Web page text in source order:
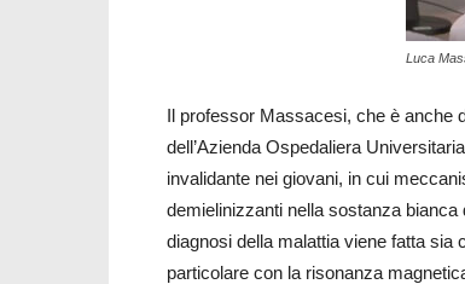
Luca
Il professor Massacesi, che è anche
dell’Azienda Ospedaliera
invalidante nei giovani, in cui
demielinizzanti nella sostanza
diagnosi della malattia viene fatta sia
particolare con la risonanza